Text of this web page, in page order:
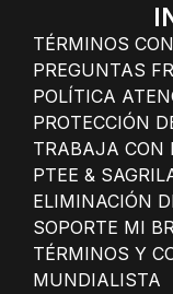
TÉRMINOS
PREGUNTAS
POLÍTICA
PROTECCIÓN
TRABAJA CON
PTEE &
ELIMINACIÓN
SOPORTE MI
TÉRMINOS Y
MUNDIALISTA